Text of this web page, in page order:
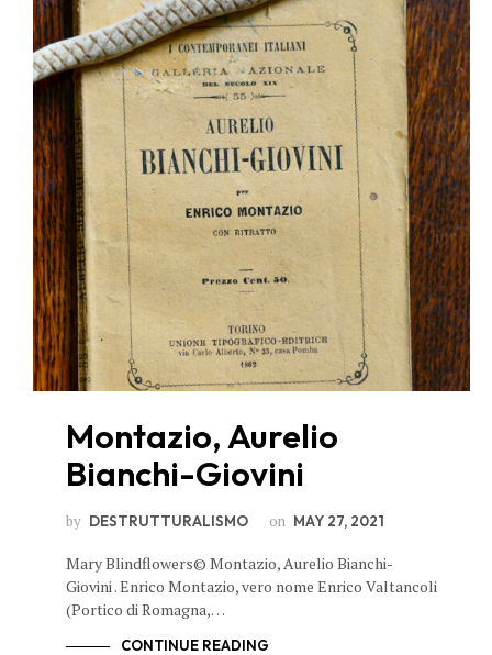
Montazio, Aurelio
Bianchi-Giovini
by DESTRUTTURALISMO on MAY 27, 2021
Mary Blindflowers© Montazio, Aurelio Bianchi-
Giovini . Enrico Montazio, vero nome Enrico Valtancoli
(Portico di Romagna,…
CONTINUE READING